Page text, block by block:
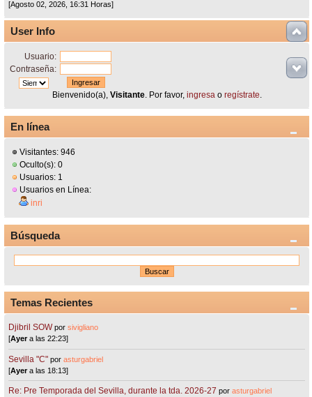
[Agosto 02, 2026, 16:31 Horas]
User Info
Usuario:
Contraseña:
Bienvenido(a), Visitante. Por favor, ingresao regístrate.
En línea
Visitantes: 946
Oculto(s): 0
Usuarios: 1
Usuarios en Línea:
inri
Búsqueda
Temas Recientes
Djibril SOW porsivigliano
[Ayera las 22:23]
Sevilla "C"porasturgabriel
[Ayera las 18:13]
Re: Pre Temporada del Sevilla, durante la tda. 2026-27 porasturgabriel